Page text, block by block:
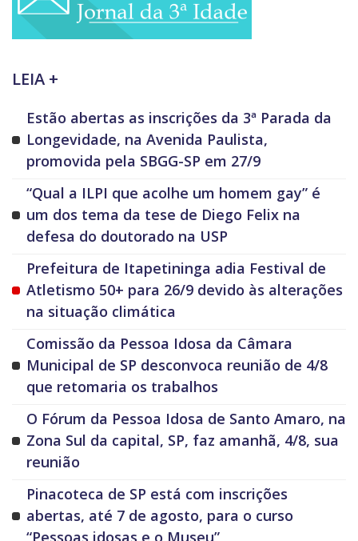
LEIA +
Estão abertas as inscrições da 3ª Parada da
Longevidade, na Avenida Paulista,
promovida pela SBGG-SP em 27/9
“Qual a ILPI que acolhe um homem gay” é
um dos tema da tese de Diego Felix na
defesa do doutorado na USP
Prefeitura de Itapetininga adia Festival de
Atletismo 50+ para 26/9 devido às alterações
na situação climática
Comissão da Pessoa Idosa da Câmara
Municipal de SP desconvoca reunião de 4/8
que retomaria os trabalhos
O Fórum da Pessoa Idosa de Santo Amaro, na
Zona Sul da capital, SP, faz amanhã, 4/8, sua
reunião
Pinacoteca de SP está com inscrições
abertas, até 7 de agosto, para o curso
“Pessoas idosas e o Museu”